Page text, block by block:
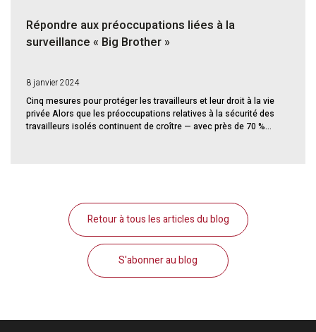
Répondre aux préoccupations liées à la
surveillance « Big Brother »
8 janvier 2024
Cinq mesures pour protéger les travailleurs et leur droit à la vie
privée Alors que les préoccupations relatives à la sécurité des
travailleurs isolés continuent de croître — avec près de 70 %...
Retour à tous les articles du blog
S'abonner au blog